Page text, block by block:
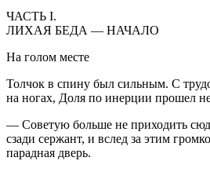
ЧАСТЬ I.
ЛИХАЯ БЕДА — НАЧАЛО
На голом месте
Толчок в спину был сильным. С
на ногах, Доля по инерции прошел
— Советую больше не приходить
сзади сержант, и вслед за этим
парадная дверь.